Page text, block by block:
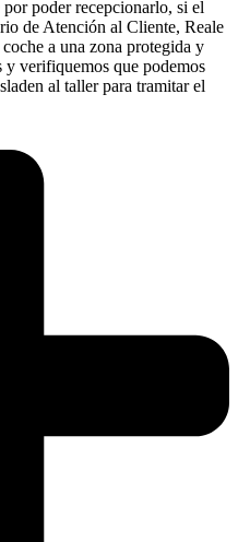
poder recepcionarlo, si el
de Atención al Cliente, Reale
a una zona protegida y
y verifiquemos que podemos
al taller para tramitar el